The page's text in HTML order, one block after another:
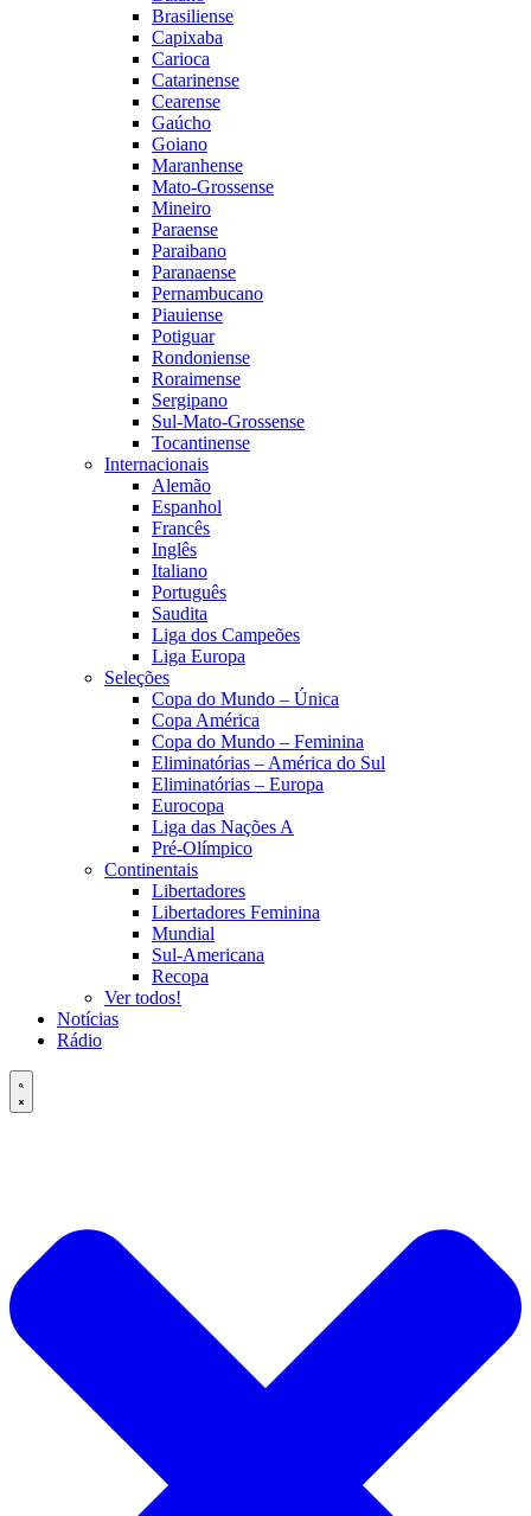
Brasiliense
Capixaba
Carioca
Catarinense
Cearense
Gaúcho
Goiano
Maranhense
Mato-Grossense
Mineiro
Paraense
Paraibano
Paranaense
Pernambucano
Piauiense
Potiguar
Rondoniense
Roraimense
Sergipano
Sul-Mato-Grossense
Tocantinense
Internacionais
Alemão
Espanhol
Francês
Inglês
Italiano
Português
Saudita
Liga dos Campeões
Liga Europa
Seleções
Copa do Mundo – Única
Copa América
Copa do Mundo – Feminina
Eliminatórias – América do Sul
Eliminatórias – Europa
Eurocopa
Liga das Nações A
Pré-Olímpico
Continentais
Libertadores
Libertadores Feminina
Mundial
Sul-Americana
Recopa
Ver todos!
Notícias
Rádio